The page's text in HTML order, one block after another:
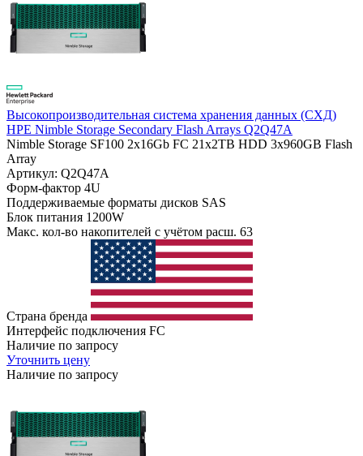
Высокопроизводительная система хранения данных (СХД)
HPE Nimble Storage Secondary Flash Arrays Q2Q47A
Nimble Storage SF100 2x16Gb FC 21x2TB HDD 3x960GB Flash
Array
Артикул: Q2Q47A
Форм-фактор 4U
Поддерживаемые форматы дисков SAS
Блок питания 1200W
Макс. кол-во накопителей с учётом расш. 63
Страна бренда
Интерфейс подключения FC
Наличие по запросу
Уточнить цену
Наличие по запросу